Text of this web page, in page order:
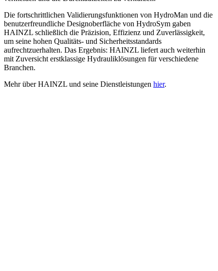
Die fortschrittlichen Validierungsfunktionen von HydroMan und die
benutzerfreundliche Designoberfläche von HydroSym gaben
HAINZL schließlich die Präzision, Effizienz und Zuverlässigkeit,
um seine hohen Qualitäts- und Sicherheitsstandards
aufrechtzuerhalten. Das Ergebnis: HAINZL liefert auch weiterhin
mit Zuversicht erstklassige Hydrauliklösungen für verschiedene
Branchen.
Mehr über HAINZL und seine Dienstleistungen hier.